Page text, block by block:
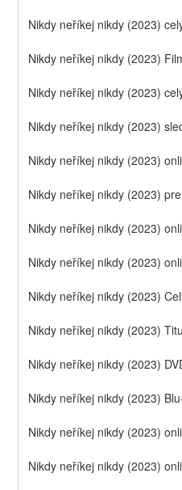
Nikdy neříkej nikdy (2023)
Nikdy neříkej nikdy (2023)
Nikdy neříkej nikdy (2023)
Nikdy neříkej nikdy (2023)
Nikdy neříkej nikdy (2023)
Nikdy neříkej nikdy (2023)
Nikdy neříkej nikdy (2023)
Nikdy neříkej nikdy (2023)
Nikdy neříkej nikdy (2023)
Nikdy neříkej nikdy (2023)
Nikdy neříkej nikdy (2023)
Nikdy neříkej nikdy (2023)
Nikdy neříkej nikdy (2023)
Nikdy neříkej nikdy (2023)